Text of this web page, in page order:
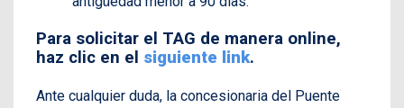
Para solicitar el TAG de manera online,
haz clic en el siguiente link.
Ante cualquier duda, la concesionaria del Puente